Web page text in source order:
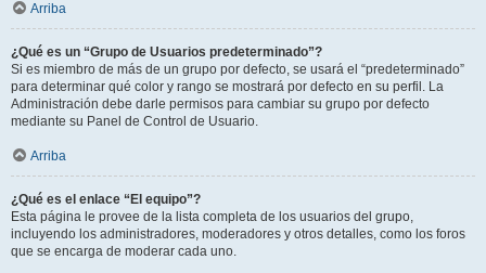
Arriba
¿Qué es un “Grupo de Usuarios predeterminado”?
Si es miembro de más de un grupo por defecto, se usará el “predeterminado”
para determinar qué color y rango se mostrará por defecto en su perfil. La
Administración debe darle permisos para cambiar su grupo por defecto
mediante su Panel de Control de Usuario.
Arriba
¿Qué es el enlace “El equipo”?
Esta página le provee de la lista completa de los usuarios del grupo,
incluyendo los administradores, moderadores y otros detalles, como los foros
que se encarga de moderar cada uno.